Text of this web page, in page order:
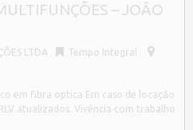
– JOÃO
LTDA
Tempo Integral
em fibra optica Em caso de locação
atualizados. Vivência com trabalho